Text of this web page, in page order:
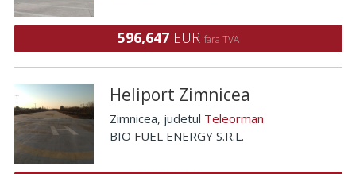
596,647 EUR fara TVA
Heliport Zimnicea
Zimnicea, judetul Teleorman
BIO FUEL ENERGY S.R.L.